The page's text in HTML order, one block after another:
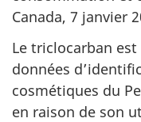
Canada, 7 janvier
Le triclocarban
données
cosmétiques du
en raison de son